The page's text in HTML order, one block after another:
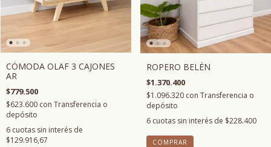
CÓMODA OLAF 3 CAJONES
AR
$779.500
$623.600 con Transferencia o
depósito
6 cuotas sin interés de
$129.916,67
ROPERO BELÉN
$1.370.400
$1.096.320 con Transferencia o
depósito
6 cuotas sin interés de $228.400
COMPRAR